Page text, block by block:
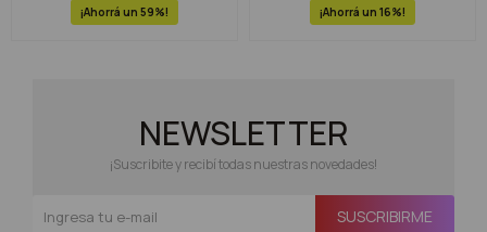
59 16
NEWSLETTER
¡Suscribite y recibí todas nuestras novedades!
SUSCRIBIRME